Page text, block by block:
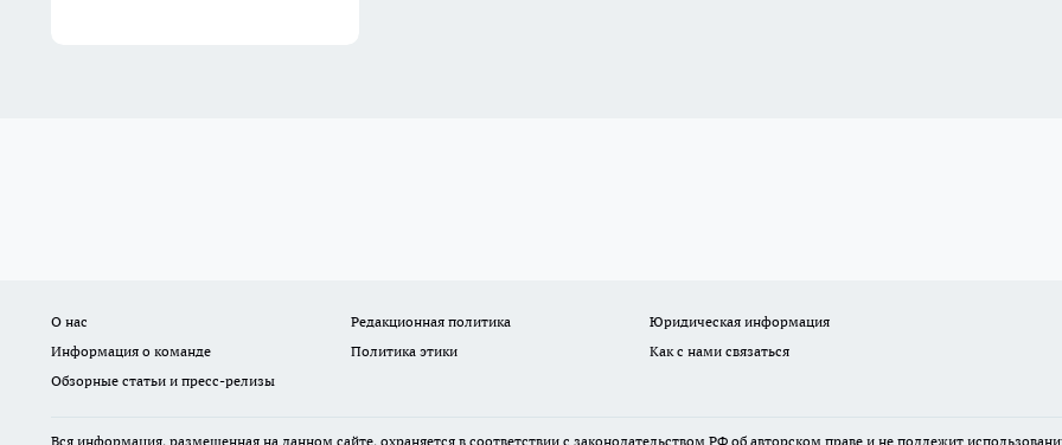
О нас Редакционная политика
Юридическая информация
Информация о команде
Политика этики
Как с нами связаться
Обзорные статьи и пресс-релизы
Вся информация, размещенная на данном сайте, охраняется в соответствии с законодательством РФ об авторском праве и не подлежит